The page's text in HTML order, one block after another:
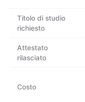
Titolo di studio
richiesto
Attestato
rilasciato
Costo